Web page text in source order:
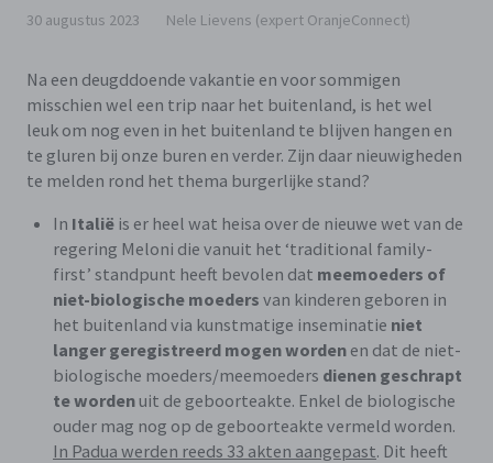
30 augustus 2023 Nele Lievens (expert OranjeConnect)
Na een deugddoende vakantie en voor sommigen
misschien wel een trip naar het buitenland, is het wel
leuk om nog even in het buitenland te blijven hangen en
te gluren bij onze buren en verder. Zijn daar nieuwigheden
te melden rond het thema burgerlijke stand?
In Italië is er heel wat heisa over de nieuwe wet van de
regering Meloni die vanuit het ‘traditional family-
first’ standpunt heeft bevolen dat meemoeders of
niet-biologische moeders van kinderen geboren in
het buitenland via kunstmatige inseminatie niet
langer geregistreerd mogen worden en dat de niet-
biologische moeders/meemoeders dienen geschrapt
te wordenuit de geboorteakte. Enkel de biologische
ouder mag nog op de geboorteakte vermeld worden.
In Padua werden reeds 33 akten aangepast. Dit heeft